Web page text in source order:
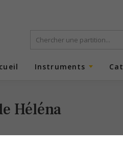
Instruments
Héléna